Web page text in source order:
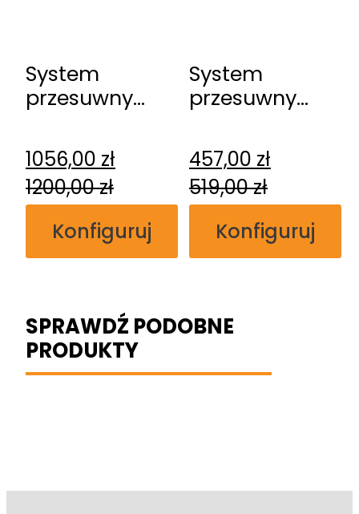
System
przesuwny
Kasetowy
1056,00 zł
1200,00zł
Konfiguruj
System
przesuwny
naścienny
457,00 zł
519,00zł
Konfiguruj
SPRAWDŹ PODOBNE
PRODUKTY